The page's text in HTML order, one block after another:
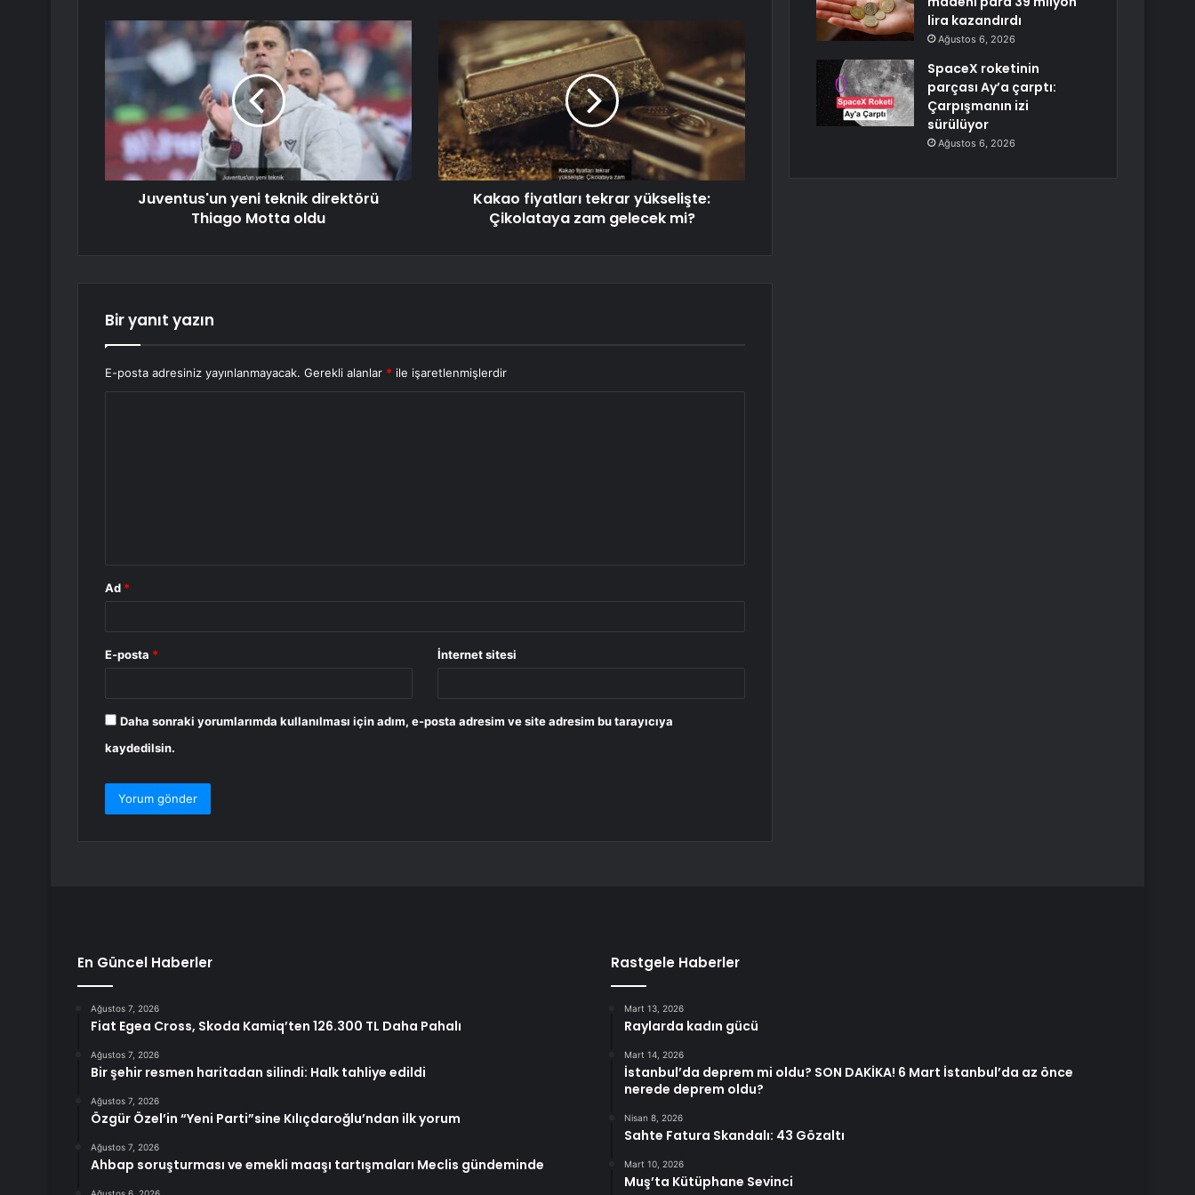
Juventus'un yeni teknik direktörü
Thiago Motta oldu
Kakao fiyatları tekrar yükselişte:
Çikolataya zam gelecek mi?
Bir yanıt yazın
E-posta adresiniz yayınlanmayacak. Gerekli alanlar * ile işaretlenmişlerdir
Ad *
E-posta * İnternet sitesi
Daha sonraki yorumlarımda kullanılması için adım, e-posta adresim ve site adresim bu tarayıcıya
kaydedilsin.
lira kazandırdı
Ağustos 6, 2026
SpaceX roketinin
parçası Ay’a çarptı:
Çarpışmanın izi
sürülüyor
Ağustos 6, 2026
En Güncel Haberler
Ağustos 7, 2026
Fiat Egea Cross, Skoda Kamiq’ten 126.300 TL Daha Pahalı
Ağustos 7, 2026
Bir şehir resmen haritadan silindi: Halk tahliye edildi
Ağustos 7, 2026
Özgür Özel’in “Yeni Parti”sine Kılıçdaroğlu’ndan ilk yorum
Ağustos 7, 2026
Ahbap soruşturması ve emekli maaşı tartışmaları Meclis gündeminde
Rastgele Haberler
Mart 13, 2026
Raylarda kadın gücü
Mart 14, 2026
İstanbul’da deprem mi oldu? SON DAKİKA! 6 Mart İstanbul’da az önce
nerede deprem oldu?
Nisan 8, 2026
Sahte Fatura Skandalı: 43 Gözaltı
Mart 10, 2026
Muş’ta Kütüphane Sevinci